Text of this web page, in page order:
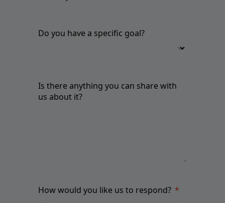
Do you have a specific goal?
Is there anything you can share with
us about it?
How would you like us to respond?